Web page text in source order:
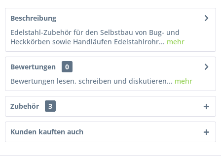
Beschreibung
Edelstahl-Zubehör für den Selbstbau von Bug- und
Heckkörben sowie Handläufen Edelstahlrohr... mehr
Bewertungen
0
Bewertungen lesen, schreiben und diskutieren... mehr
Zubehör 3
Kunden kauften auch